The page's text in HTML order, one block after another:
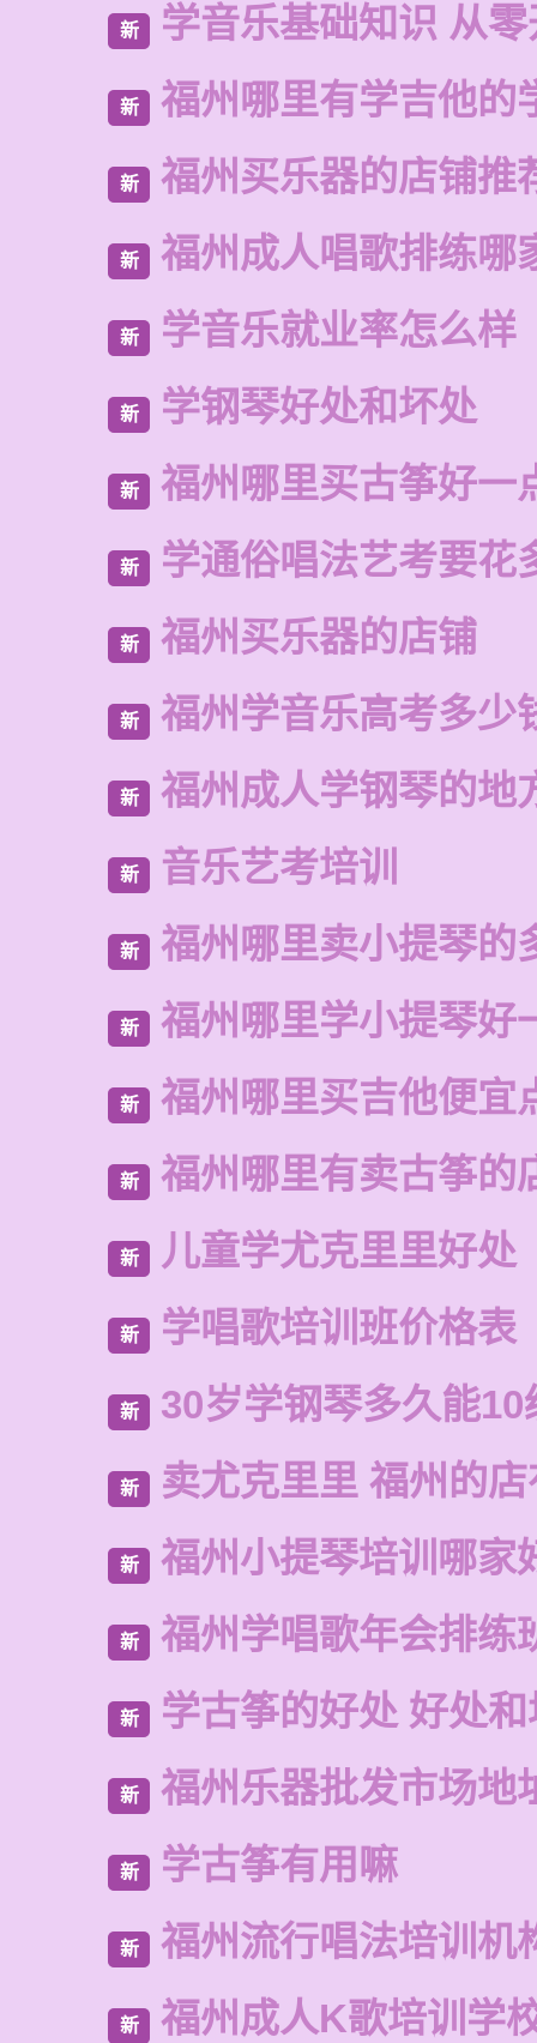
新 学音乐基础知识 从
新 福州哪里有学吉他的
新 福州买乐器的店铺推
新 福州成人唱歌排练哪
新 学音乐就业率怎么样
新 学钢琴好处和坏处
新 福州哪里买古筝好一
新 学通俗唱法艺考要花
新 福州买乐器的店铺
新 福州学音乐高考多少
新 福州成人学钢琴的地
新 音乐艺考培训
新 福州哪里卖小提琴的
新 福州哪里学小提琴好
新 福州哪里买吉他便宜
新 福州哪里有卖古筝的
新 儿童学尤克里里好处
新 学唱歌培训班价格表
新 30岁学钢琴多久能10
新 卖尤克里里 福州的
新 福州小提琴培训哪家
新 福州学唱歌年会排练
新 学古筝的好处 好处
新 福州乐器批发市场地
新 学古筝有用嘛
新 福州流行唱法培训机
新 福州成人K歌培训学